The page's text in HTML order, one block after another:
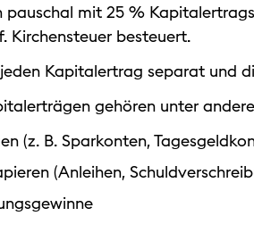
mit 25 %
Kirchensteuer besteuert.
Kapitalertrag separat und
gehören unter
(z. B. Sparkonten,
(Anleihen,